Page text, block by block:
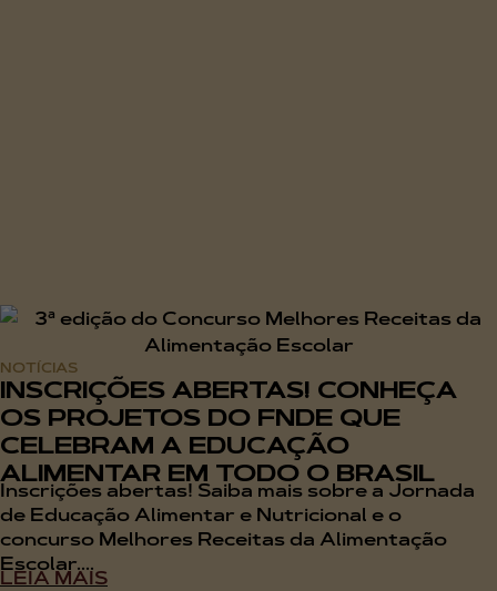
NOTÍCIAS
INSCRIÇÕES ABERTAS! CONHEÇA
OS PROJETOS DO FNDE QUE
CELEBRAM A EDUCAÇÃO
ALIMENTAR EM TODO O BRASIL
Inscrições abertas! Saiba mais sobre a Jornada
de Educação Alimentar e Nutricional e o
concurso Melhores Receitas da Alimentação
Escolar....
LEIA MAIS